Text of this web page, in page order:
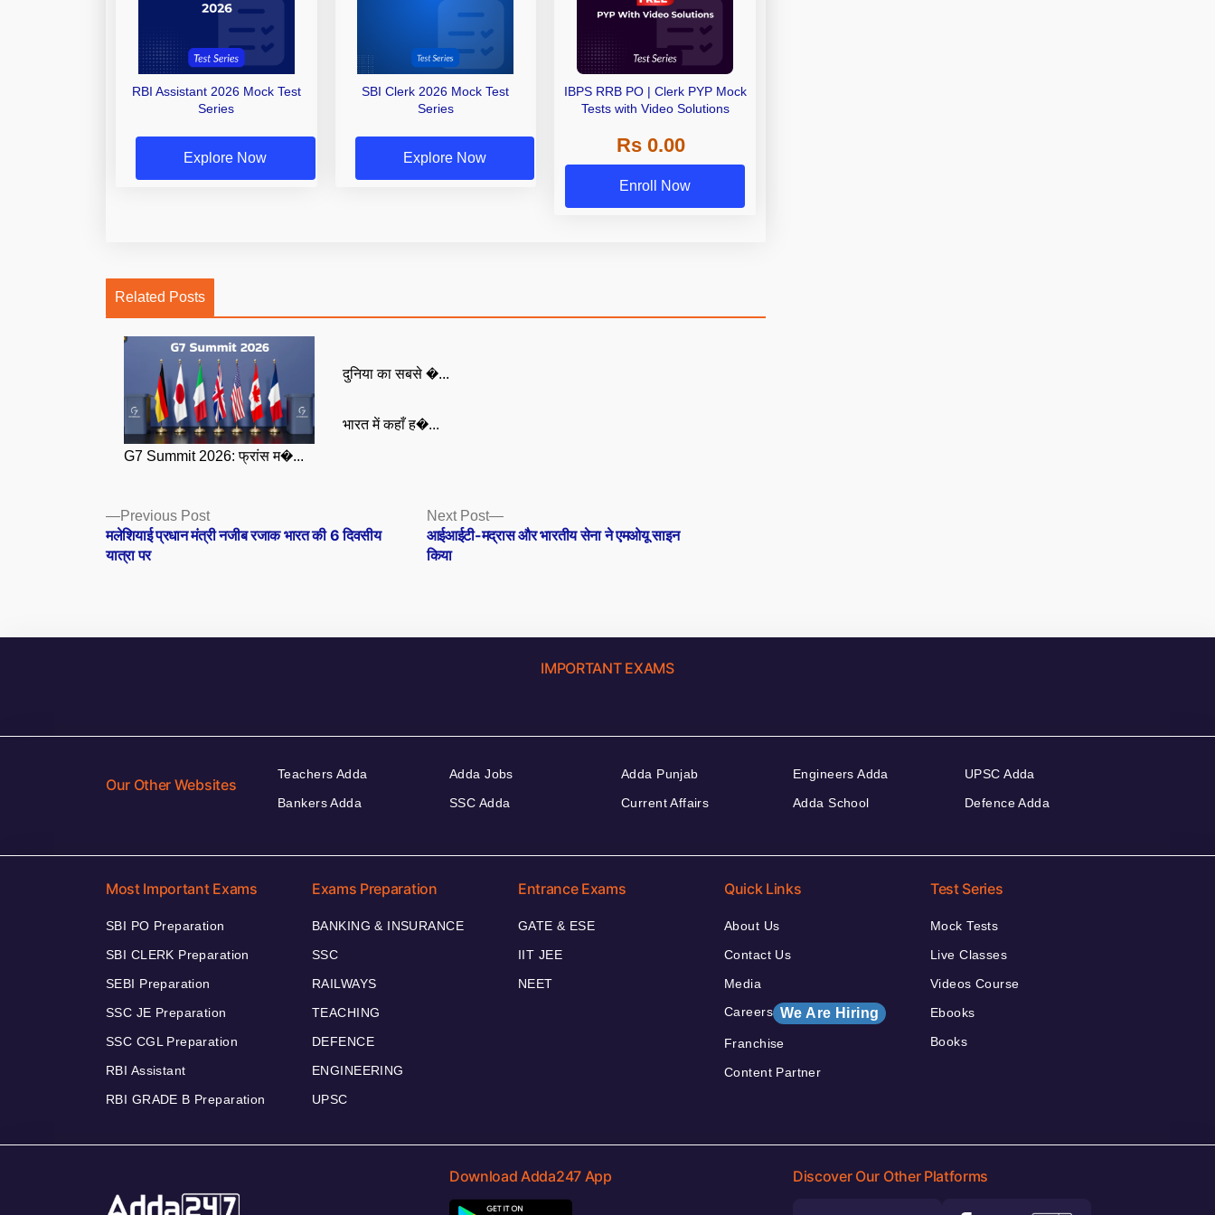
RBI Assistant 2026 Mock Test
Series
Explore Now
SBI Clerk 2026 Mock Test
Series
Explore Now
IBPS RRB PO | Clerk PYP Mock
Tests with Video Solutions
Rs 0.00
Enroll Now
Related Posts
G7 Summit 2026: फ्रांस म�...
दुनिया का सबसे �...
भारत में कहाँ ह�...
Posts
navigation
Previous PostPrevious
post:
मलेशियाई प्रधान मंत्री नजीब रजाक भारत की 6 दिवसीय
यात्रा पर
Next Post
Next
post:
आईआईटी-मद्रास और भारतीय सेना ने एमओयू साइन
किया
IMPORTANT EXAMS
Our Other Websites
Teachers Adda
Bankers Adda
Adda Jobs
SSC Adda
Adda Punjab
Current Affairs
Engineers Adda
Adda School
UPSC Adda
Defence Adda
Most Important Exams
SBI PO Preparation
SBI CLERK Preparation
SEBI Preparation
SSC JE Preparation
SSC CGL Preparation
RBI Assistant
RBI GRADE B Preparation
Exams Preparation
BANKING & INSURANCE
SSC
RAILWAYS
TEACHING
DEFENCE
ENGINEERING
UPSC
Entrance Exams
GATE & ESE
IIT JEE
NEET
Quick Links
About Us
Contact Us
Media
Careers We Are Hiring
Franchise
Content Partner
Test Series
Mock Tests
Live Classes
Videos Course
Ebooks
Books
Download Adda247 App Discover Our Other Platforms